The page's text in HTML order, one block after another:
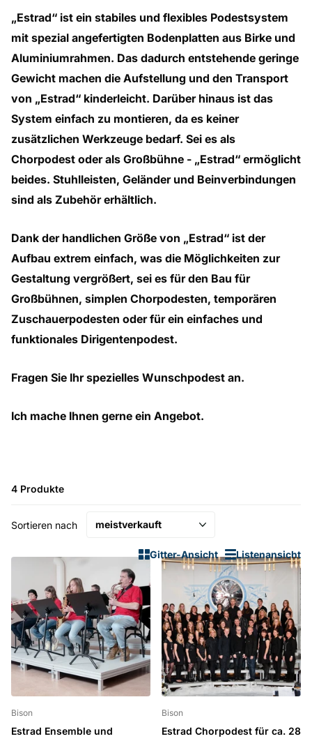
„Estrad“ ist ein stabiles und flexibles Podestsystem
mit spezial angefertigten Bodenplatten aus Birke und
Aluminiumrahmen. Das dadurch entstehende geringe
Gewicht machen die Aufstellung und den Transport
von „Estrad“ kinderleicht. Darüber hinaus ist das
System einfach zu montieren, da es keiner
zusätzlichen Werkzeuge bedarf. Sei es als
Chorpodest oder als Großbühne - „Estrad“ ermöglicht
beides. Stuhlleisten, Geländer und Beinverbindungen
sind als Zubehör erhältlich.
Dank der handlichen Größe von „Estrad“ ist der
Aufbau extrem einfach, was die Möglichkeiten zur
Gestaltung vergrößert, sei es für den Bau für
Großbühnen, simplen Chorpodesten, temporären
Zuschauerpodesten oder für ein einfaches und
funktionales Dirigentenpodest.
Fragen Sie Ihr spezielles Wunschpodest an.
Ich mache Ihnen gerne ein Angebot.
4 Produkte
Gitter-Ansicht Listenansicht
Sortieren nach
Bison
Estrad Ensemble und
Bison
Estrad Chorpodest für ca. 28